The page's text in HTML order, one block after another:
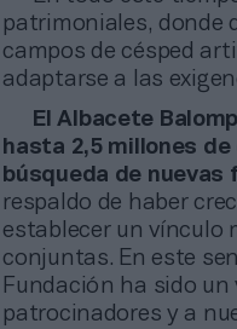
patrimoniales, donde
campos de césped
adaptarse a las
El Albacete
hasta 2,5 millones
búsqueda de
respaldo de haber
establecer un vínculo
conjuntas. En este
Fundación ha sido
patrocinadores y a